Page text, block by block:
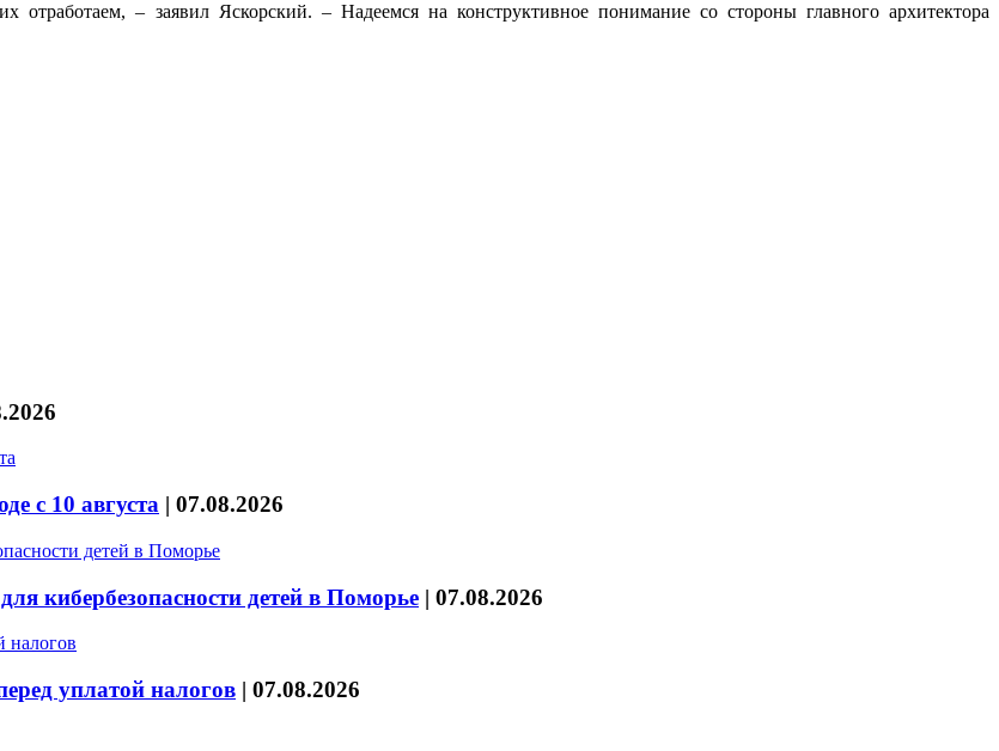
– заявил Яскорский. – Надеемся на конструктивное понимание со стороны главного архитектора
с 10 августа | 07.08.2026
кибербезопасности детей в Поморье | 07.08.2026
уплатой налогов | 07.08.2026